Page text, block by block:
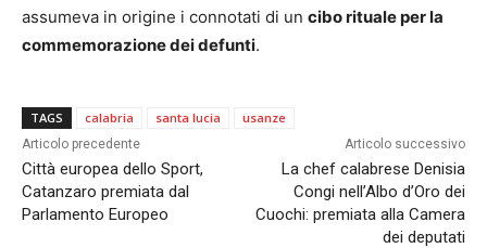
assumeva in origine i connotati di un cibo rituale per la
commemorazione dei defunti.
TAGS calabria santa lucia usanze
Articolo precedente
Città europea dello Sport,
Catanzaro premiata dal
Parlamento Europeo
Articolo successivo
La chef calabrese Denisia
Congi nell’Albo d’Oro dei
Cuochi: premiata alla Camera
dei deputati